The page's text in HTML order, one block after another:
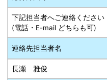
下記担当者へご連絡ください
(電話・E-mail どちらも可)
連絡先担当者名
長瀬 雅俊